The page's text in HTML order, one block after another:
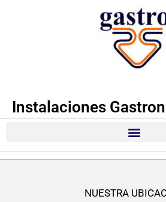
Instalaciones
NUESTRA